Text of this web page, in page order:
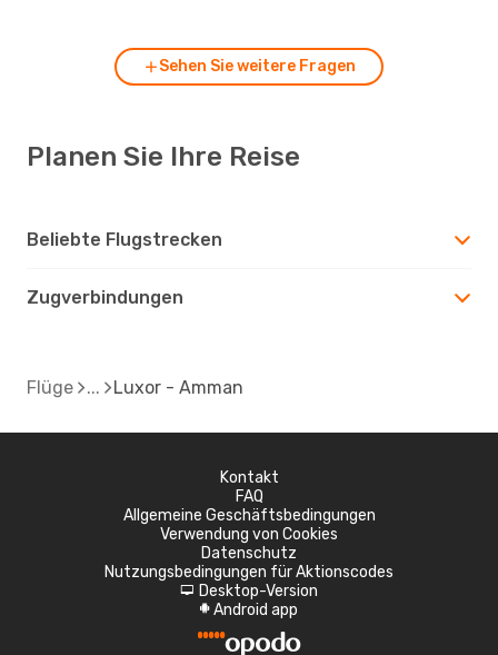
Sehen Sie weitere Fragen
Planen Sie Ihre Reise
Beliebte Flugstrecken
Zugverbindungen
Flüge Luxor - Amman
Kontakt
FAQ
Allgemeine Geschäftsbedingungen
Verwendung von Cookies
Datenschutz
Nutzungsbedingungen für Aktionscodes
d Desktop-Version
A Android app